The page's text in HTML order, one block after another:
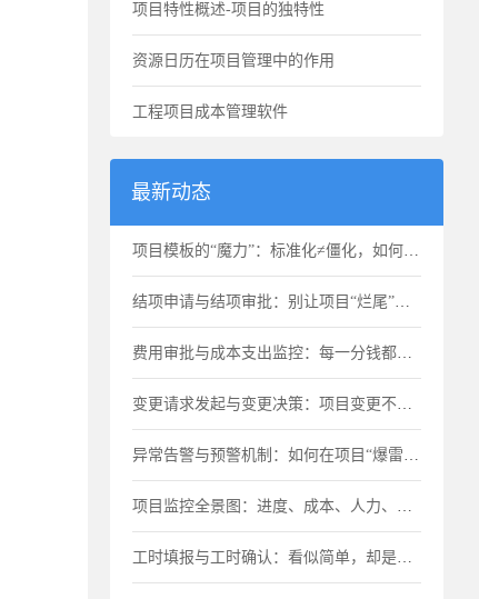
项目特性概述-项目的独特性
资源日历在项目管理中的作用
工程项目成本管理软件
最新动态
项目模板的“魔力”：标准化≠僵化，如何选用合适的项目模版？
结项申请与结项审批：别让项目“烂尾”，也别让项目“无限延期”
费用审批与成本支出监控：每一分钱都要花得明明白白
变更请求发起与变更决策：项目变更不是“洪水猛兽”，但要管住流程
异常告警与预警机制：如何在项目“爆雷”前及时止损？
项目监控全景图：进度、成本、人力、物料一个都不能少
工时填报与工时确认：看似简单，却是成本失控的最大漏洞